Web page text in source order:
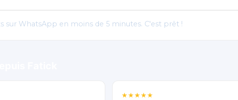
sur WhatsApp en moins de 5 minutes. C'est prêt !
★★★★★